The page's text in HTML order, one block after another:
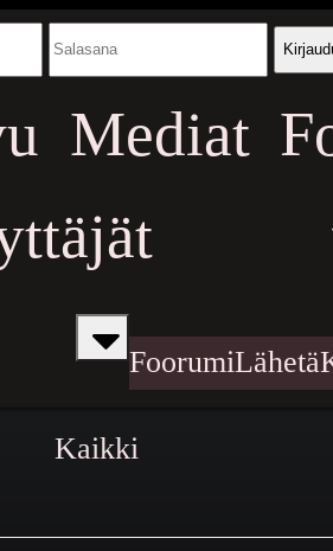
Mediat
FoorumiLähetä
Kaikki